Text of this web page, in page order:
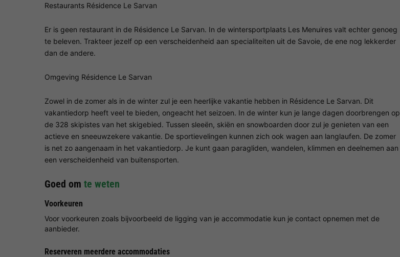
Restaurants Résidence Le Sarvan
Er is geen restaurant in de Résidence Le Sarvan. In de wintersportplaats Les Menuires valt echter genoeg
te beleven. Trakteer jezelf op een verscheidenheid aan specialiteiten uit de Savoie, de ene nog lekkerder
dan de andere.
Omgeving Résidence Le Sarvan
Zowel in de zomer als in de winter zul je een heerlijke vakantie hebben in Résidence Le Sarvan. Dit
vakantiedorp heeft veel te bieden, ongeacht het seizoen. In de winter kun je lange dagen doorbrengen op
de 328 skipistes van het skigebied. Tussen sleeën, skiën en snowboarden door zul je genieten van een
actieve en sneeuwzekere vakantie. De sportievelingen kunnen zich ook wagen aan langlaufen. De zomer
is net zo aangenaam in het vakantiedorp. Je kunt gaan paragliden, wandelen, klimmen en deelnemen aan
een verscheidenheid van buitensporten.
Goed om te weten
Voorkeuren
Voor voorkeuren zoals bijvoorbeeld de ligging van je accommodatie kun je contact opnemen met de
aanbieder.
Reserveren meerdere accommodaties